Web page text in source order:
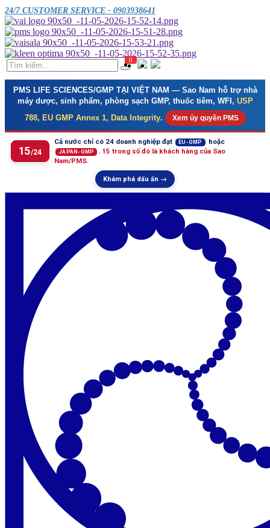
24/7 CUSTOMER SERVICE - 0903938641
0
PMS LIFE SCIENCES/GMP TẠI VIỆT NAM — Sao Nam hỗ trợ nhà
máy dược, sinh phẩm, phòng sạch GMP, thuốc tiêm, WFI, USP
788, EU GMP Annex 1, Data Integrity. Xem ủy quyền PMS
15/24
Cả nước chỉ có 24 doanh nghiệp đạt EU-GMP hoặc
JAPAN-GMP . 15 trong số đó là khách hàng của Sao
Nam/PMS.
Khám phá dấu ấn →